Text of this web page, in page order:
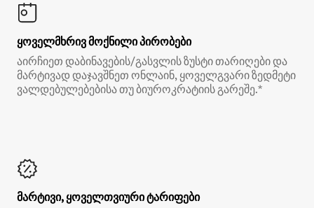
ყოველმხრივ მოქნილი პირობები
აირჩიეთ დაბინავების/გასვლის ზუსტი თარიღები და
მარტივად დაჯავშნეთ ონლაინ, ყოველგვარი ზედმეტი
ვალდებულებებისა თუ ბიუროკრატიის გარეშე.*
მარტივი, ყოველთვიური ტარიფები